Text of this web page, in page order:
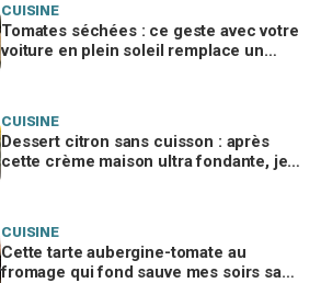
CUISINE
Tomates séchées : ce geste avec votre
voiture en plein soleil remplace un
CUISINE
Dessert citron sans cuisson : après
cette crème maison ultra fondante, je
CUISINE
Cette tarte aubergine-tomate au
fromage qui fond sauve mes soirs sans